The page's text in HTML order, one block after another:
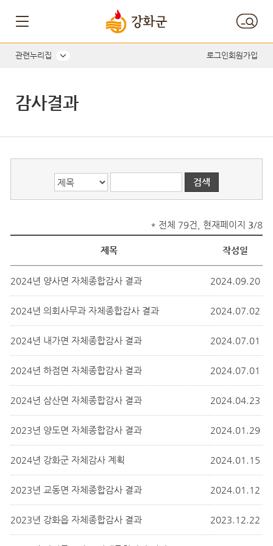
관련누리집 로그인회원가입
감사결과
* 전체 79건, 현재페이지 3/8
제목 작성일
2024년 양사면 자체종합감사 결과 2024.09.20
2024년 의회사무과 자체종합감사 결과 2024.07.02
2024년 내가면 자체종합감사 결과 2024.07.01
2024년 하점면 자체종합감사 결과 2024.07.01
2024년 삼산면 자체종합감사 결과 2024.04.23
2023년 양도면 자체종합감사 결과 2024.01.29
2024년 강화군 자체감사 계획 2024.01.15
2023년 교동면 자체종합감사 결과 2024.01.12
2023년 강화읍 자체종합감사 결과 2023.12.22